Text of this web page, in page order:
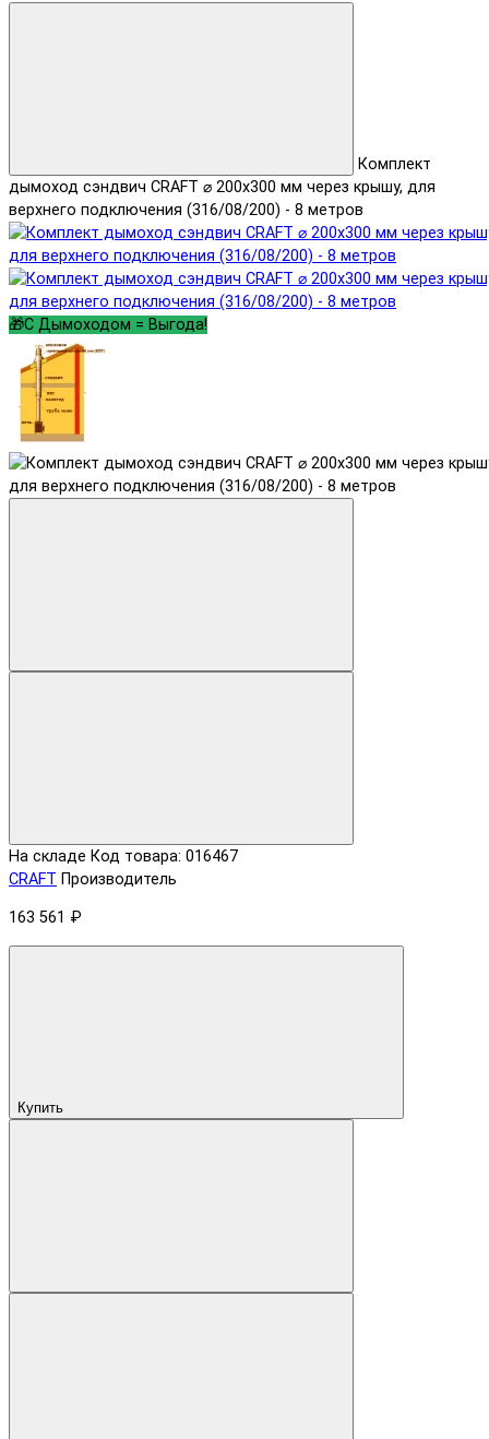
Комплект
дымоход сэндвич CRAFT ⌀ 200х300 мм через крышу, для
верхнего подключения (316/08/200) - 8 метров
🎁С Дымоходом = Выгода!
На складе Код товара: 016467
CRAFT Производитель
163 561 ₽
Купить